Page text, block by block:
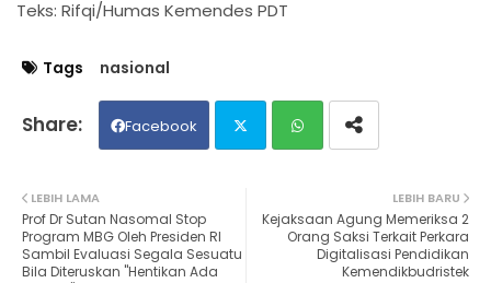
Teks: Rifqi/Humas Kemendes PDT
Tags nasional
Facebook
ats
LEBIH BARU
Kejaksaan Agung Memeriksa 2
Orang Saksi Terkait Perkara
Digitalisasi Pendidikan
Kemendikbudristek
LEBIH LAMA
Prof Dr Sutan Nasomal Stop
Program MBG Oleh Presiden RI
Sambil Evaluasi Segala Sesuatu
Bila Diteruskan "Hentikan Ada